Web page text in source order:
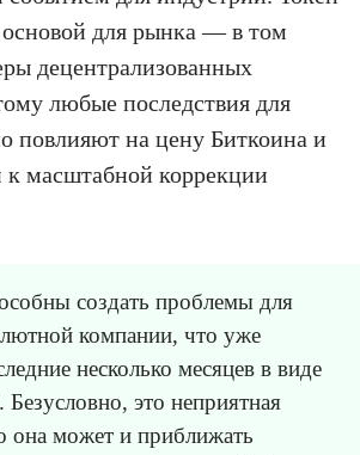
основой для рынка — в том
децентрализованных
любые последствия для
повлияют на цену Биткоина и
к масштабной коррекции
создать проблемы для
компании, что уже
несколько месяцев в виде
Безусловно, это неприятная
она может и приближать